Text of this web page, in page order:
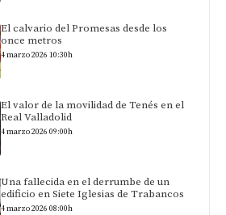
El calvario del Promesas desde los
once metros
4 marzo 2026 10:30h
El valor de la movilidad de Tenés en el
Real Valladolid
4 marzo 2026 09:00h
Una fallecida en el derrumbe de un
edificio en Siete Iglesias de Trabancos
4 marzo 2026 08:00h